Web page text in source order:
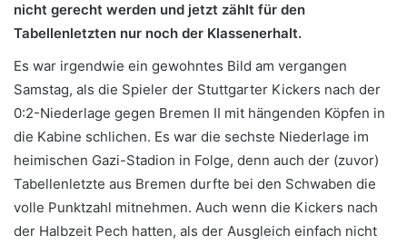
nicht gerecht werden und jetzt zählt für den
Tabellenletzten nur noch der Klassenerhalt.
Es war irgendwie ein gewohntes Bild am vergangen
Samstag, als die Spieler der Stuttgarter Kickers nach der
0:2-Niederlage gegen Bremen II mit hängenden Köpfen in
die Kabine schlichen. Es war die sechste Niederlage im
heimischen Gazi-Stadion in Folge, denn auch der (zuvor)
Tabellenletzte aus Bremen durfte bei den Schwaben die
volle Punktzahl mitnehmen. Auch wenn die Kickers nach
der Halbzeit Pech hatten, als der Ausgleich einfach nicht